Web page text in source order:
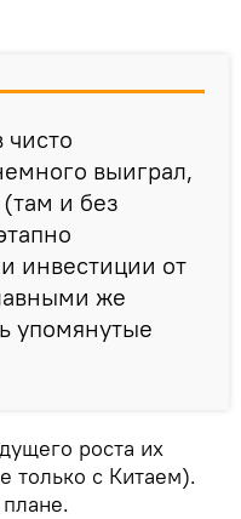
чисто
выиграл,
и без
инвестиции от
же
упомянутые
роста их
только с Китаем).